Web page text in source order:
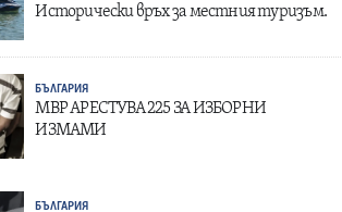
Исторически връх за местния туризъм.
БЪЛГАРИЯ
МВР АРЕСТУВА 225 ЗА ИЗБОРНИ
ИЗМАМИ
БЪЛГАРИЯ